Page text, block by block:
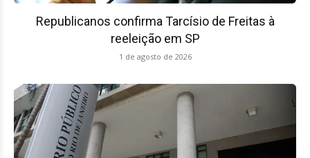
Republicanos confirma Tarcísio de Freitas à
reeleição em SP
1 de agosto de 2026